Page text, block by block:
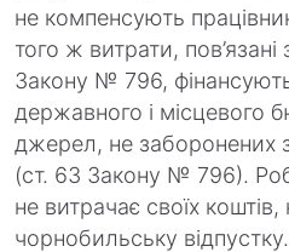
не компенсують
того ж витрати, пов’язані
Закону № 796,
державного і місцевого
джерел, не заборонених
(ст. 63 Закону № 796).
не витрачає своїх
чорнобильську відпустку.